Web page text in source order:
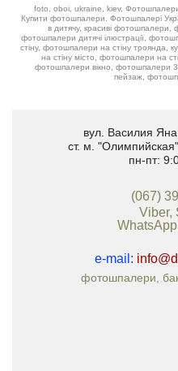
foto, oboi, ukraine, kiev,
Купити фотошпалери. Фотошпалері
в дитячу, красиві фотошпалери,
фотошпалери дитячі ілюстрації, фотошпалери низькі
стіну, фотошпалери на стіну троянда,
на стіну місто, фотошпалери на
фотошпалери вікно, фотошпалери
пейзаж,
вул. Василия
ст. м. "Олимпийская"
пн-
(067)
Viber,
e-mail:
фотошпалери,